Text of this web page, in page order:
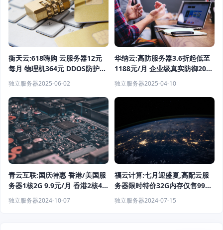
衡天云:618嗨购 云服务器12元
每月 物理机364元 DDOS防护6
折
独立服务器2025-06-02
华纳云:高防服务器3.6折起低至
1188元/月 企业级真实防御20G
T级防御 自营机房一手服务器资
源
独立服务器2025-04-10
青云互联:国庆特惠 香港/美国服
务器1核2G 9.9元/月 香港2核4G
19元/月 香港4核4G 29元/月 续
费同价
独立服务器2024-10-07
福云计算:七月迎盛夏,高配云服
务器限时特价32G内存仅售99元,
也许是您能看到最全面的云服务
器选购指南！
独立服务器2024-07-15